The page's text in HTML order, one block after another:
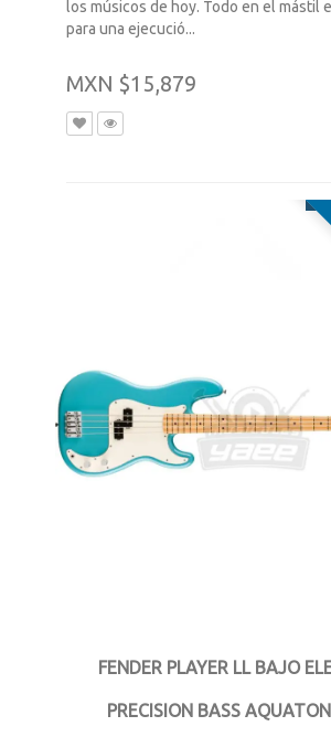
los músicos de hoy. Todo en el mástil
para una ejecució...
MXN $15,879
FENDER PLAYER LL BAJO
PRECISION BASS